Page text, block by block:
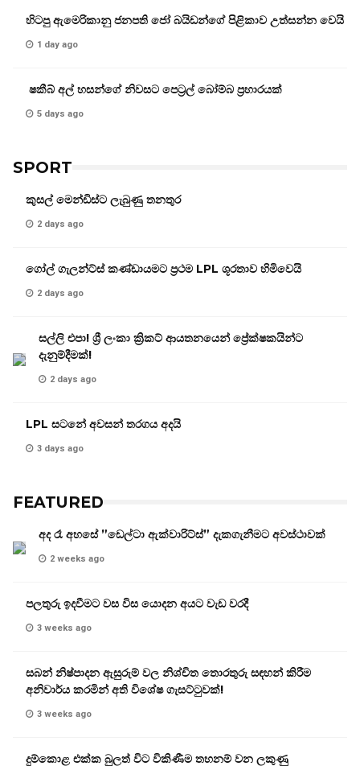
හිටපු ඇමෙරිකානු ජනපති ජෝ බයිඩන්ගේ පිළිකාව උත්සන්න වෙයි
1 day ago
ෂකීබ් අල් හසන්ගේ නිවසට පෙට්‍රල් බෝම්බ ප්‍රහාරයක්
5 days ago
SPORT
කුසල් මෙන්ඩිස්ට ලැබුණු තනතුර
2 days ago
ගෝල් ගැලන්ට්ස් කණ්ඩායමට ප්‍රථම LPL ශූරතාව හිමිවෙයි
2 days ago
සල්ලි එපා! ශ්‍රී ලංකා ක්‍රිකට් ආයතනයෙන් ප්‍රේක්ෂකයින්ට
දැනුම්දීමක්!
2 days ago
LPL සටනේ අවසන් තරගය අදයි
3 days ago
FEATURED
අද රෑ අහසේ ”ඩෙල්ටා ඇක්වාරිට්ස්” දැකගැනීමට අවස්ථාවක්
2 weeks ago
පලතුරු ඉදවීමට වස විස යොදන අයට වැඩ වරදී
3 weeks ago
සබන් නිෂ්පාදන ඇසුරුම් වල නිශ්චිත තොරතුරු සඳහන් කිරීම
අනිවාර්ය කරමින් අති විශේෂ ගැසට්ටුවක්!
3 weeks ago
දුම්කොළ එක්ක බුලත් විට විකිණීම තහනම් වන ලකුණු